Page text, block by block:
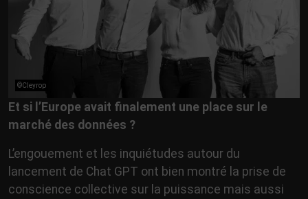
©Cleyrop
Et si l’Europe avait finalement une place sur le
marché des données ?
L’engouement et les inquiétudes autour du
lancement de Chat GPT ont bien montré la prise de
conscience collective sur la puissance mais aussi